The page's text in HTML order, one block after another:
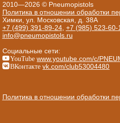
2010—2026 © Pneumopistols
Политика в отношении обработки
Химки, ул. Московская, д. 38А
+7 (499) 391-89-24, +7 (985) 523-60-
info@pneumopistols.ru
Социальные сети:
YouTube www.youtube.com/c/
ВКонтакте vk.com/club53004480
Политика в отношении обработки